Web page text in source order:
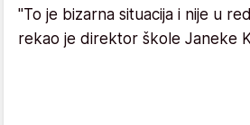
"To je bizarna situacija i nije u
rekao je direktor škole Janeke